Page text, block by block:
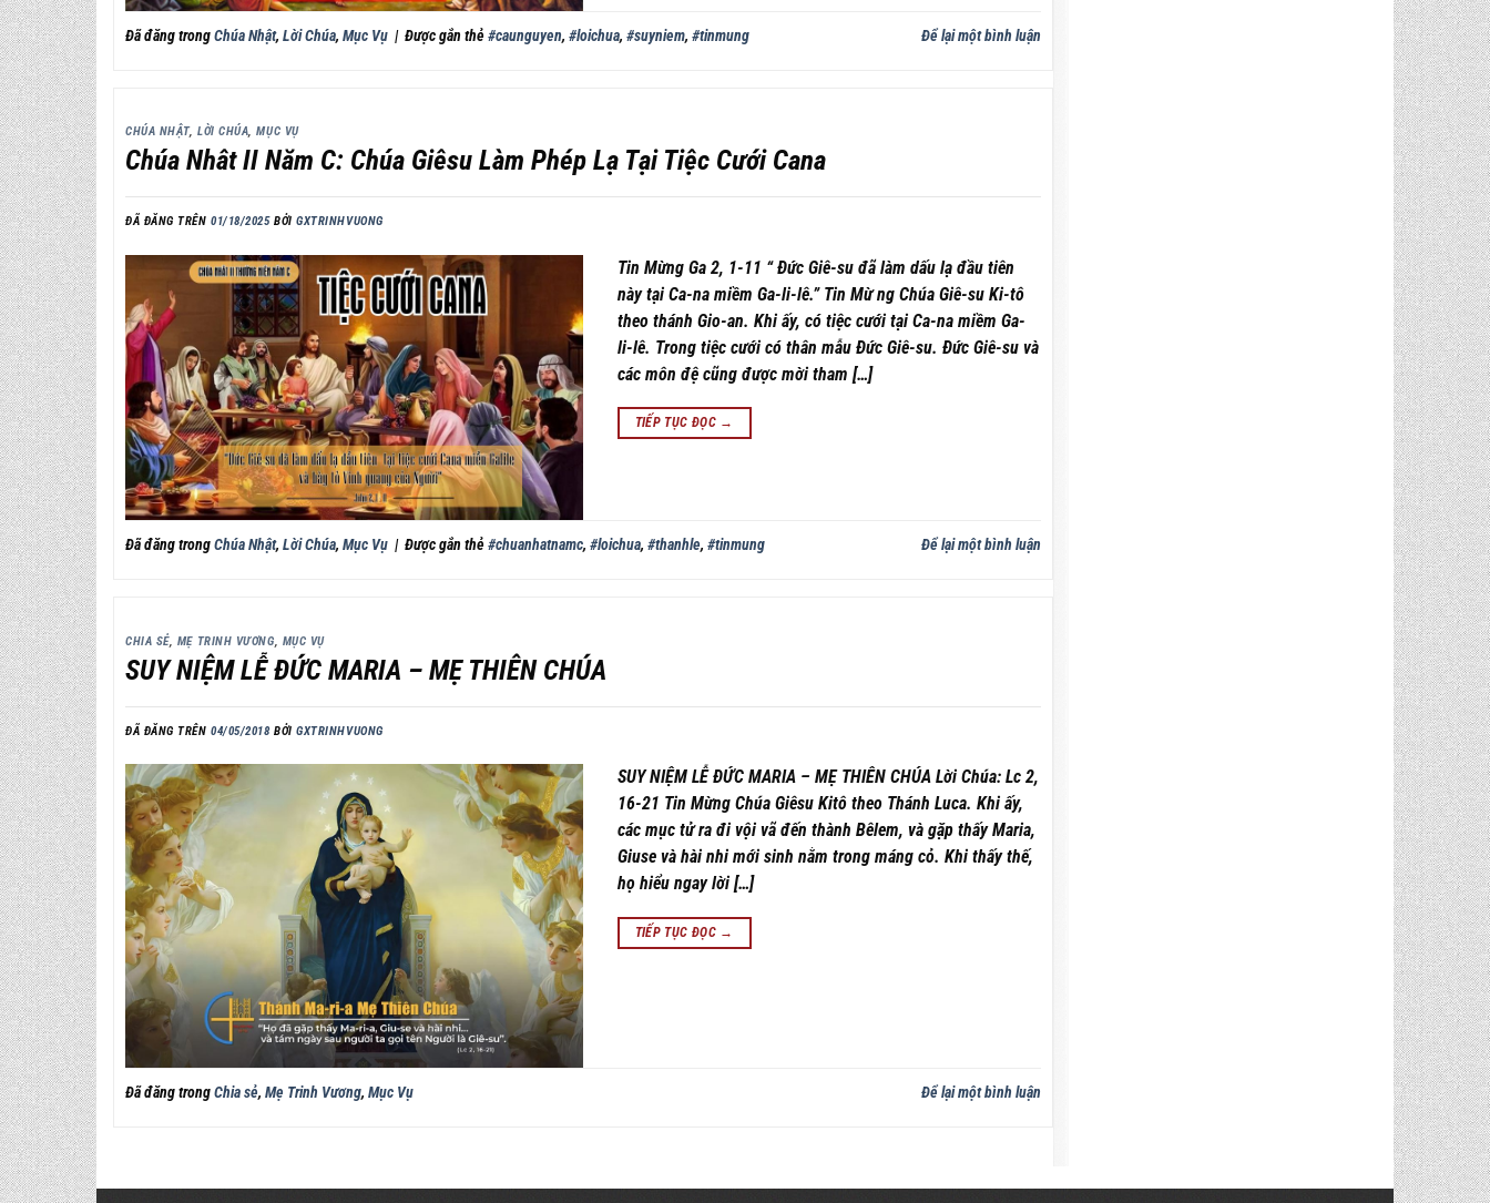
Đã đăng trongChúa Nhật, Lời Chúa, Mục Vụ | Được gắn thẻ #caunguyen, #loichua, #suyniem, #tinmung Để lại một bình luận
CHÚA NHẬT, LỜI CHÚA,MỤC VỤ
Chúa Nhât II Năm C: Chúa Giêsu Làm Phép Lạ Tại Tiệc Cưới Cana
ĐÃ ĐĂNG TRÊN01/18/2025 BỞIGXTRINHVUONG
Tin Mừng Ga 2, 1-11 “ Đức Giê-su đã làm dấu lạ đầu tiên
này tại Ca-na miềm Ga-li-lê.” Tin Mừ ng Chúa Giê-su Ki-tô
theo thánh Gio-an. Khi ấy, có tiệc cưới tại Ca-na miềm Ga-
li-lê. Trong tiệc cưới có thân mẫu Đức Giê-su. Đức Giê-su và
các môn đệ cũng được mời tham […]
TIẾP TỤC ĐỌC →
Đã đăng trongChúa Nhật, Lời Chúa, Mục Vụ | Được gắn thẻ #chuanhatnamc, #loichua, #thanhle, #tinmung Để lại một bình luận
CHIA SẺ, MẸ TRINH VƯƠNG, MỤC VỤ
SUY NIỆM LỄ ĐỨC MARIA – MẸ THIÊN CHÚA
ĐÃ ĐĂNG TRÊN04/05/2018 BỞIGXTRINHVUONG
SUY NIỆM LỄ ĐỨC MARIA – MẸ THIÊN CHÚA Lời Chúa: Lc 2,
16-21 Tin Mừng Chúa Giêsu Kitô theo Thánh Luca. Khi ấy,
các mục tử ra đi vội vã đến thành Bêlem, và gặp thấy Maria,
Giuse và hài nhi mới sinh nằm trong máng cỏ. Khi thấy thế,
họ hiểu ngay lời […]
TIẾP TỤC ĐỌC →
Đã đăng trongChia sẻ, Mẹ Trinh Vương, Mục Vụ Để lại một bình luận